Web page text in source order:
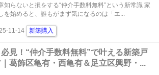
知らないと損をする“仲介手数料無料”という新常識 家
を始めると、誰もがまず気になるのは「エ...
11-14 新築購入
見！“仲介手数料無料”で叶える新築戸
葛飾区亀有・西亀有＆足立区興野・...